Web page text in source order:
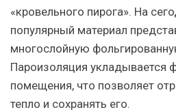
«кровельного пирога». На
популярный материал
многослойную
Пароизоляция укладывается
помещения, что позволяет
тепло и сохранять его.